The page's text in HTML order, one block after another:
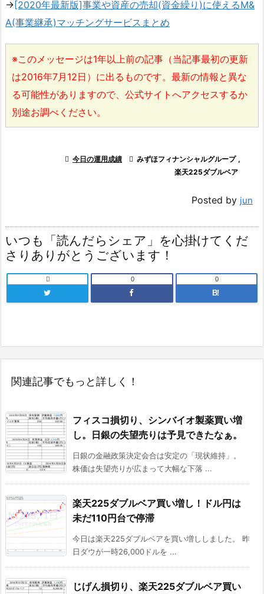
→ [2020年最新版]事業や資産の売却(資金繰り)に使えるM&
A(事業継承)マッチングサービスまとめ
※このメッセージは1年以上前の記事（当記事最初の更新
は2016年7月12日）に出るものです。最新の情報と異な
る可能性がありますので、公式サイトへアクセスするか
別途お調べください。
 今日の運用成績  みずほフィナンシャルグループ ,
楽天225ダブルベア
Posted by jun
いつも「読んだらシェア」を心掛けてくだ
さりありがとうございます！
 0
B!
0
関連記事でもっと詳しく！
フィスコ損切り、シンバイオ製薬買い増
し。日銀の失望売りは予見できたなぁ。
日銀の金融政策決定会合は安定の「現状維持」。
株価は失望売りが広まって大幅な下落 ...
楽天225ダブルベア買い増し！ドル円は
未だ110円台で停滞
今日は楽天225ダブルベアを買い増ししました。 昨
日ダウが一時26,000ドルを ...
じげん損切り、楽天225ダブルベア買い